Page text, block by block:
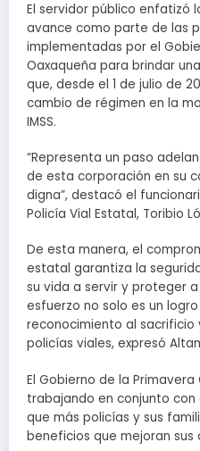
El servidor público enfatizó
avance como parte de las
implementadas por el
Oaxaqueña para brindar
que, desde el 1 de julio de
cambio de régimen en la
IMSS.
“Representa un paso
de esta corporación en su
digna”, destacó el
Policía Vial Estatal, Toribio
De esta manera, el
estatal garantiza la
su vida a servir y proteger
esfuerzo no solo es un
reconocimiento al sacrificio
policías viales, expresó
El Gobierno de la
trabajando en conjunto
que más policías y sus
beneficios que mejoran sus